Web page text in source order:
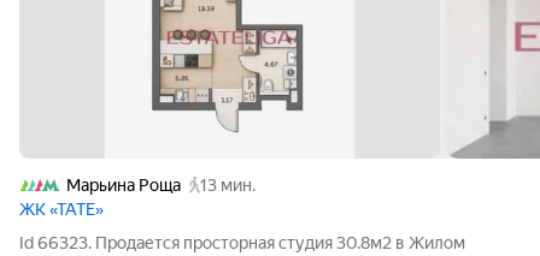
Марьина Роща
13 мин.
ЖК «ТАТЕ»
Id 66323. Продается просторная студия 30.8м2 в Жилом